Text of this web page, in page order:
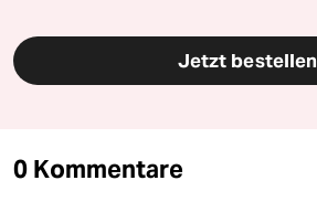
Jetzt bestellen
0 Kommentare